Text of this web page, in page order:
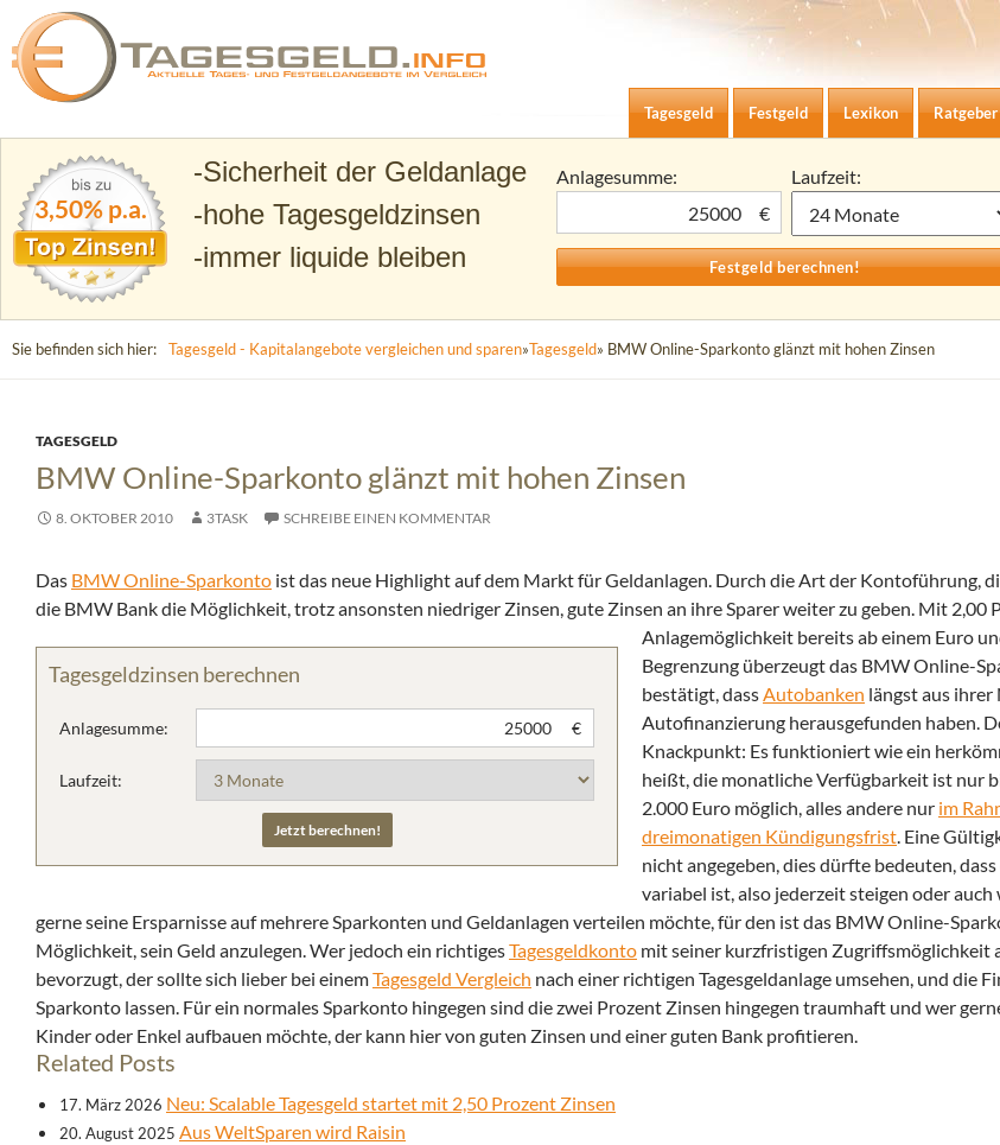
Tagesgeld.info – Tagesgeldkonten vergleichen und Tagesgeld-Zinsen berechnen
Zum Inhalt springen
Tagesgeld
Festgeld Lexikon Ratgeber
3,50% p.a.
Sicherheit der Geldanlage
hohe Tagesgeldzinsen
immer liquide bleiben
Anlagesumme:
€
Laufzeit:
Sie befinden sich hier: Tagesgeld - Kapitalangebote vergleichen und sparen»Tagesgeld» BMW Online-Sparkonto glänzt mit hohen Zinsen
TAGESGELD
BMW Online-Sparkonto glänzt mit hohen Zinsen
8. OKTOBER 2010 3TASK SCHREIBE EINEN KOMMENTAR
Das BMW Online-Sparkonto ist das neue Highlight auf dem Markt für Geldanlagen. Durch die Art der Kontoführung,
die BMW Bank die Möglichkeit, trotz ansonsten niedriger Zinsen, gute Zinsen an ihre Sparer weiter zu geben.
Tagesgeldzinsen berechnen
Anlagesumme: €
Laufzeit:
Mit 2,00
Anlagemöglichkeit bereits ab einem Euro
Begrenzung überzeugt das BMW Online-
bestätigt, dassAutobanken längst aus ihrer
Autofinanzierung herausgefunden haben.
Knackpunkt: Es funktioniert wie ein
heißt, die monatliche Verfügbarkeit ist nur
2.000 Euro möglich, alles andere nur im
dreimonatigen Kündigungsfrist. Eine
nicht angegeben, dies dürfte bedeuten,
variabel ist, also jederzeit steigen oder
gerne seine Ersparnisse auf mehrere Sparkonten und Geldanlagen verteilen möchte, für den ist das BMW Online-
Möglichkeit, sein Geld anzulegen. Wer jedoch ein richtigesTagesgeldkonto mit seiner kurzfristigen Zugriffsmöglichkeit
bevorzugt, der sollte sich lieber bei einemTagesgeld Vergleich nach einer richtigen Tagesgeldanlage umsehen, und die
Sparkonto lassen. Für ein normales Sparkonto hingegen sind die zwei Prozent Zinsen hingegen traumhaft und wer
Kinder oder Enkel aufbauen möchte, der kann hier von guten Zinsen und einer guten Bank profitieren.
Related Posts
17. März 2026 Neu: Scalable Tagesgeld startet mit 2,50 Prozent Zinsen
20. August 2025 Aus WeltSparen wird Raisin